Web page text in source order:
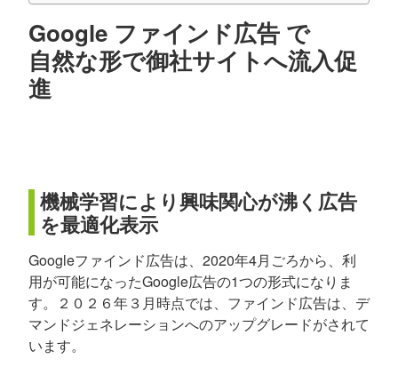
Google ファインド広告 で
自然な形で御社サイトへ流入促
進
機械学習により興味関心が沸く広告
を最適化表示
Googleファインド広告は、2020年4月ごろから、利
用が可能になったGoogle広告の1つの形式になりま
す。２０２６年３月時点では、ファインド広告は、デ
マンドジェネレーションへのアップグレードがされて
います。